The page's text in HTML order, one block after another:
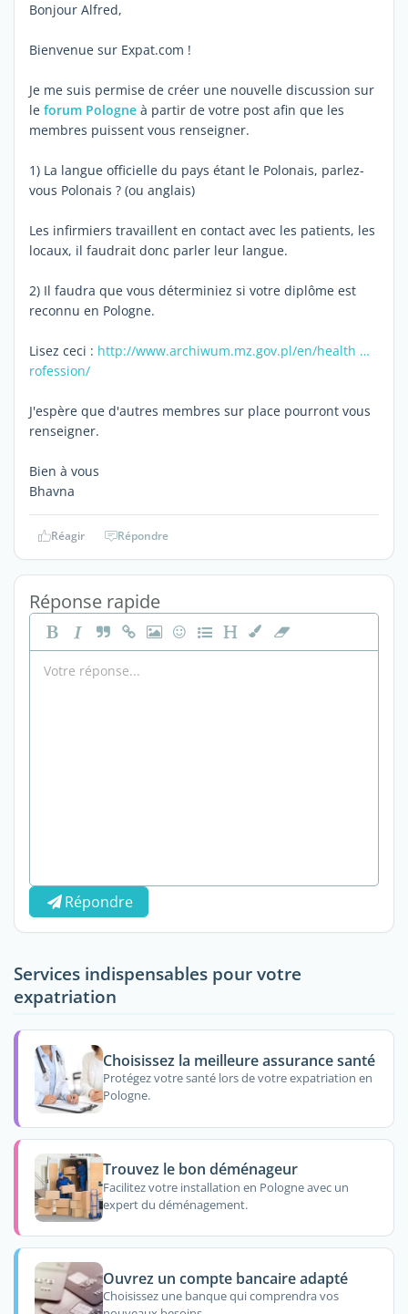
Bonjour Alfred,
Bienvenue sur Expat.com !
Je me suis permise de créer une nouvelle discussion sur
le forum Pologne à partir de votre post afin que les
membres puissent vous renseigner.
1) La langue officielle du pays étant le Polonais, parlez-
vous Polonais ? (ou anglais)
Les infirmiers travaillent en contact avec les patients, les
locaux, il faudrait donc parler leur langue.
2) Il faudra que vous déterminiez si votre diplôme est
reconnu en Pologne.
Lisez ceci : http://www.archiwum.mz.gov.pl/en/health …
rofession/
J'espère que d'autres membres sur place pourront vous
renseigner.
Bien à vous
Bhavna
Réagir Répondre
Réponse rapide
Répondre
Services indispensables pour votre
expatriation
Choisissez la meilleure assurance santé
Protégez votre santé lors de votre expatriation en
Pologne.
Trouvez le bon déménageur
Facilitez votre installation en Pologne avec un
expert du déménagement.
Ouvrez un compte bancaire adapté
Choisissez une banque qui comprendra vos